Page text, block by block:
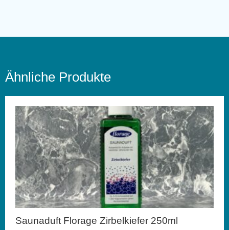
Ähnliche Produkte
Saunaduft Florage Zirbelkiefer 250ml